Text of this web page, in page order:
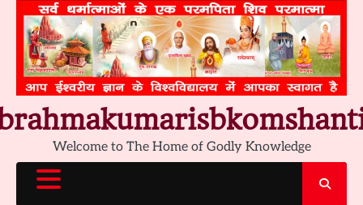
content
Welcome to The Home of Godly Knowledge